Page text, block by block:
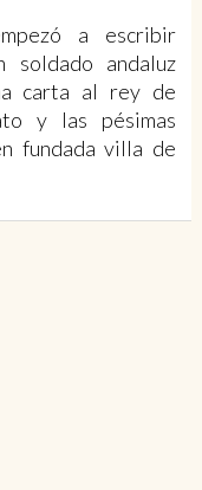
a escribir
soldado andaluz
carta al rey de
y las pésimas
fundada villa de